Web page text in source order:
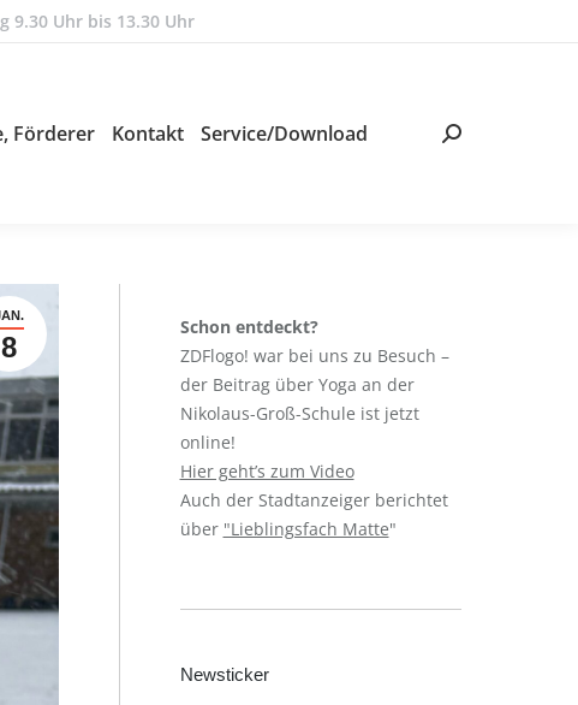
9.30 Uhr bis 13.30 Uhr
Förderer Kontakt Service/Download Search:
8
Schon entdeckt?
ZDFlogo! war bei uns zu Besuch –
der Beitrag über Yoga an der
Nikolaus-Groß-Schule ist jetzt
online!
Hier geht’s zum Video
Auch der Stadtanzeiger berichtet
über "Lieblingsfach Matte"
Newsticker